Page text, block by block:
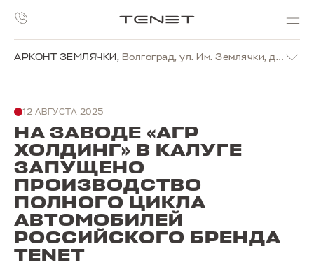
АРКОНТ ЗЕМЛЯЧКИ, Волгоград, ул. Им. Землячки, д. 19г
12 АВГУСТА 2025
НА ЗАВОДЕ «АГР
ХОЛДИНГ» В КАЛУГЕ
ЗАПУЩЕНО
ПРОИЗВОДСТВО
ПОЛНОГО ЦИКЛА
АВТОМОБИЛЕЙ
РОССИЙСКОГО БРЕНДА
TENET